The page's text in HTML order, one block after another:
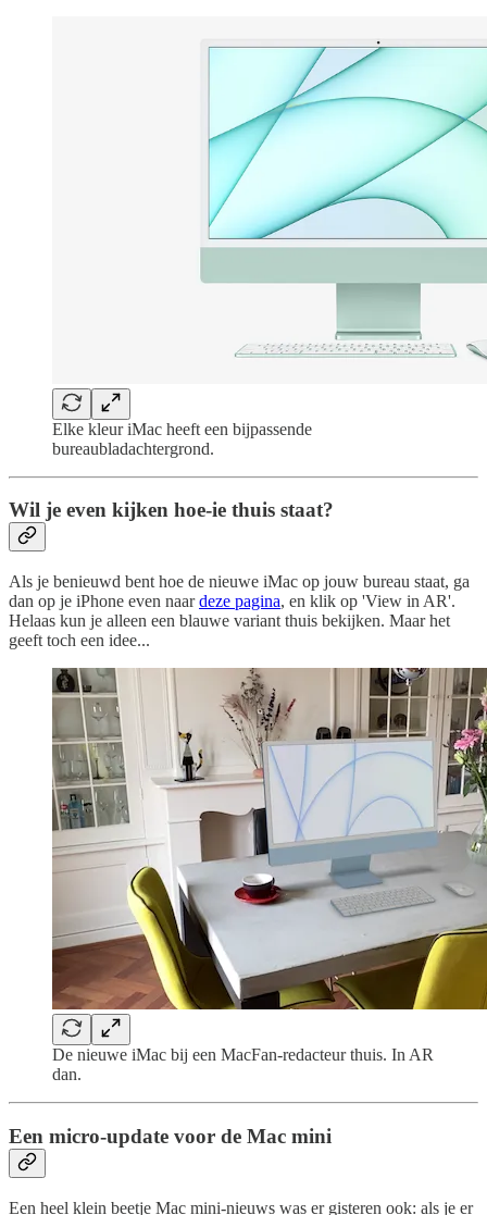
Elke kleur iMac heeft een bijpassende
bureaubladachtergrond.
Wil je even kijken hoe-ie thuis staat?
Als je benieuwd bent hoe de nieuwe iMac op jouw bureau staat, ga
dan op je iPhone even naardeze pagina, en klik op 'View in AR'.
Helaas kun je alleen een blauwe variant thuis bekijken. Maar het
geeft toch een idee...
De nieuwe iMac bij een MacFan-redacteur thuis. In AR
dan.
Een micro-update voor de Mac mini
Een heel klein beetje Mac mini-nieuws was er gisteren ook: als je er